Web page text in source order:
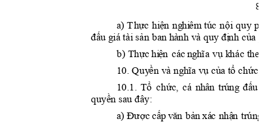
8
       
     
     
     
10       
 
     